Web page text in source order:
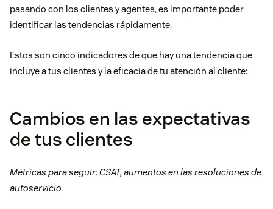
pasando con los clientes y agentes, es importante poder
identificar las tendencias rápidamente.
Estos son cinco indicadores de que hay una tendencia que
incluye a tus clientes y la eficacia de tu atención al cliente:
Cambios en las expectativas
de tus clientes
Métricas para seguir: CSAT, aumentos en las resoluciones de
autoservicio